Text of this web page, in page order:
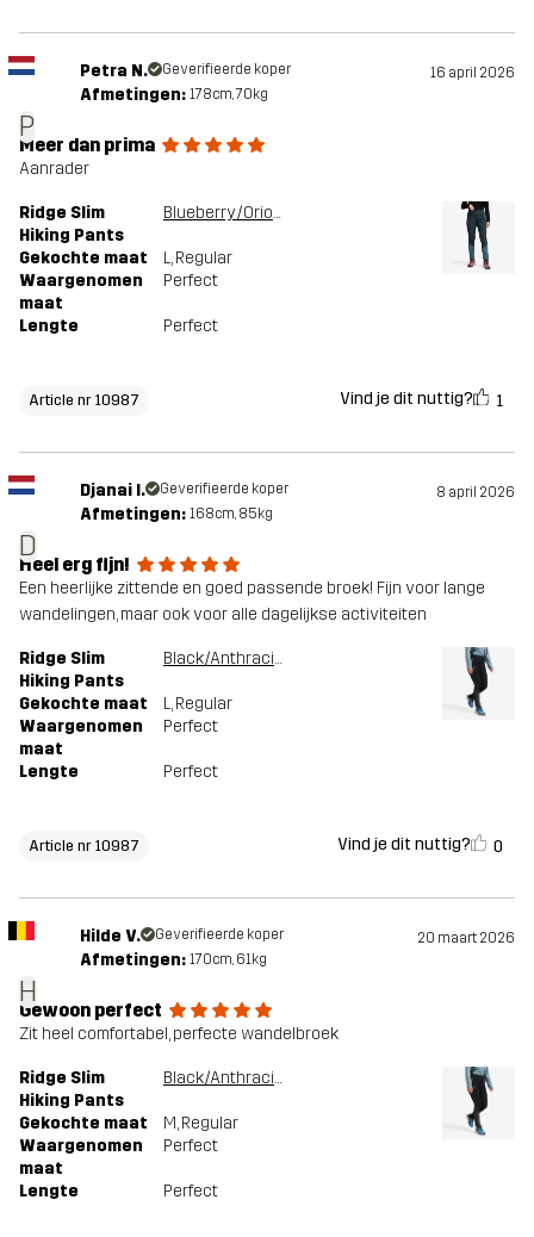
P
Petra N. Geverifieerde koper 16 april 2026
Afmetingen: 178cm, 70kg
Meer dan prima
Aanrader
Ridge Slim
Hiking Pants
Blueberry/Orion Blue
Gekochte maat L, Regular
Waargenomen
maat
Perfect
Lengte Perfect
Article nr 10987 Vind je dit nuttig? 1
D
Djanai I. Geverifieerde koper 8 april 2026
Afmetingen: 168cm, 85kg
Heel erg fijn!
Een heerlijke zittende en goed passende broek! Fijn voor lange
wandelingen, maar ook voor alle dagelijkse activiteiten
Ridge Slim
Hiking Pants
Black/Anthracite
Gekochte maat L, Regular
Waargenomen
maat
Perfect
Lengte Perfect
Article nr 10987 Vind je dit nuttig? 0
H
Hilde V. Geverifieerde koper 20 maart 2026
Afmetingen: 170cm, 61kg
Gewoon perfect
Zit heel comfortabel, perfecte wandelbroek
Ridge Slim
Hiking Pants
Black/Anthracite
Gekochte maat M, Regular
Waargenomen
maat
Perfect
Lengte Perfect